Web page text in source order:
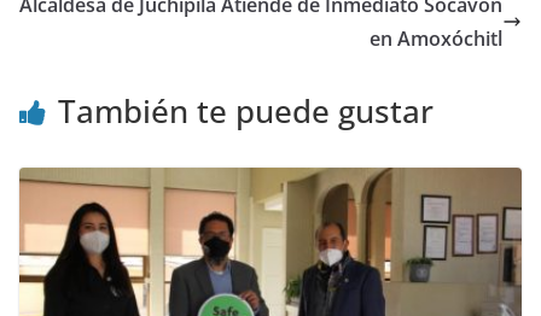
en Amoxóchitl
También te puede gustar